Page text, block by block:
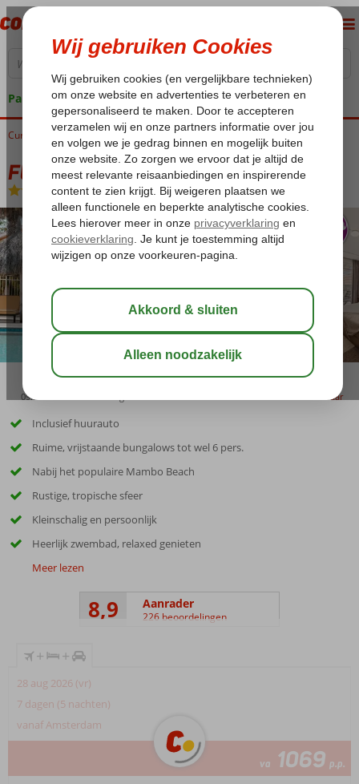
Pakketgarantie
Home
Curaçao Mambo Beach Fly & Go Bon Bini Resort
Fly & Go Bon Bini Resort
Logies-Aparthotel
09:00 bewaar
Inclusief huurauto
Ruime, vrijstaande bungalows tot wel 6 pers.
Nabij het populaire Mambo Beach
Rustige, tropische sfeer
Kleinschalig en persoonlijk
Heerlijk zwembad, relaxed genieten
Meer lezen
8,9 Aanrader
226 beoordelingen
+ +
28 aug 2026 (vr)
7 dagen (5 nachten)
vanaf Amsterdam
va 1069 p.p.